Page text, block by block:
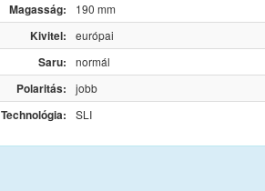
Magasság: 190 mm
Kivitel: európai
Saru: normál
Polaritás: jobb
Technológia: SLI